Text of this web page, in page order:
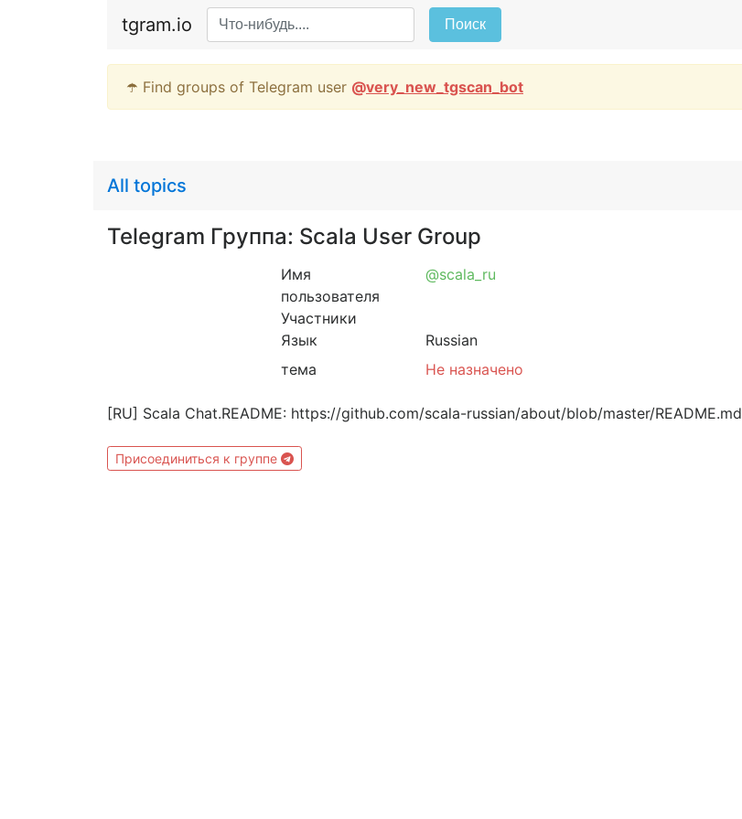
tgram.io Поиск
☂️ Find groups of Telegram user @very_new_tgscan_bot
All topics
Telegram Группа: Scala User Group
Имя
пользователя
@scala_ru
Участники
Язык
Russian
тема
Не назначено
[RU] Scala Chat.README: https://github.com/scala-russian/about/blob/master/README.md
Присоединиться к группе